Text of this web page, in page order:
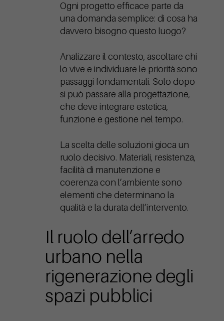
Ogni progetto efficace parte da
una domanda semplice: di cosa ha
davvero bisogno questo luogo?
Analizzare il contesto, ascoltare chi
lo vive e individuare le priorità sono
passaggi fondamentali. Solo dopo
si può passare alla progettazione,
che deve integrare estetica,
funzione e gestione nel tempo.
La scelta delle soluzioni gioca un
ruolo decisivo. Materiali, resistenza,
facilità di manutenzione e
coerenza con l’ambiente sono
elementi che determinano la
qualità e la durata dell’intervento.
Il ruolo dell’arredo
urbano nella
rigenerazione degli
spazi pubblici